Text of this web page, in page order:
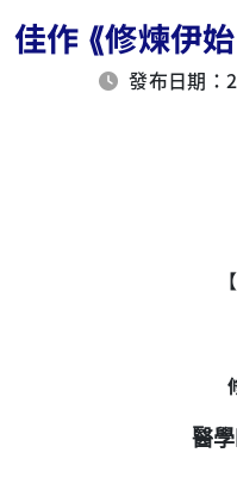
佳作 ⟪修煉伊
發布日期：
醫學